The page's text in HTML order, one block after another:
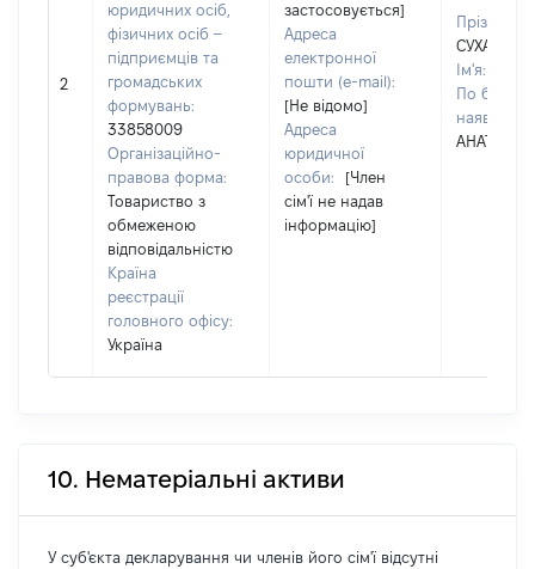
2
юридичних осіб,
фізичних осіб –
підприємців та
громадських
формувань:
33858009
Організаційно-
правова форма:
Товариство з
обмеженою
відповідальністю
Країна
реєстрації
головного офісу:
Україна
застосовується]
Адреса
електронної
пошти (e-mail):
[Не відомо]
Адреса
юридичної
особи:
[Член
сім'ї не надав
інформацію]
Прізвище:
СУХАНОВ
Ім'я:
По
10. Нематеріальні активи
У суб'єкта декларування чи членів його сім'ї відсутні